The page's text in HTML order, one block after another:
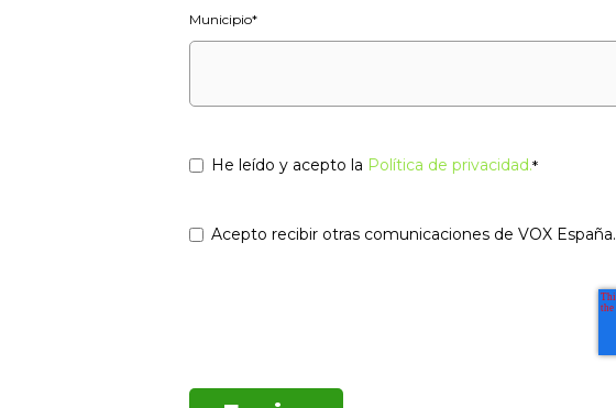
Municipio*
He leído y acepto la Política de privacidad.*
Acepto recibir otras comunicaciones de VOX España.